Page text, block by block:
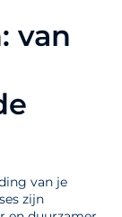
van
van je
zijn